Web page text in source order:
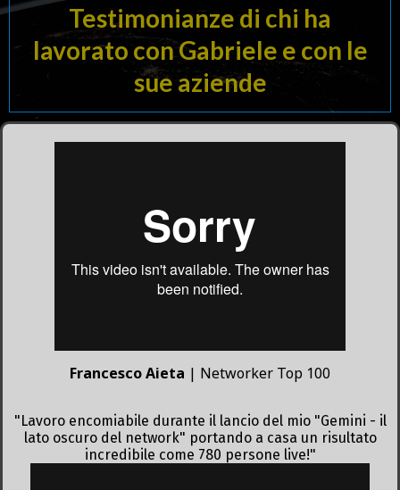
Testimonianze di chi ha
lavorato con Gabriele e con le
sue aziende
Francesco Aieta | Networker Top 100
"Lavoro encomiabile durante il lancio del mio "Gemini - il
lato oscuro del network" portando a casa un risultato
incredibile come 780 persone live!"